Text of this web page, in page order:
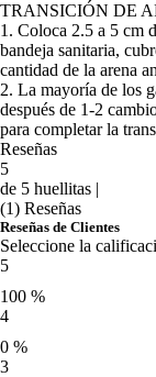
TRANSICIÓN DE
1. Coloca 2.5 a 5 cm
bandeja sanitaria,
cantidad de la arena
2. La mayoría de los
después de 1-2
para completar la
Reseñas
5
de 5 huellitas |
(1) Reseñas
Reseñas de Clientes
Seleccione la
5
100 %
4
0 %
3